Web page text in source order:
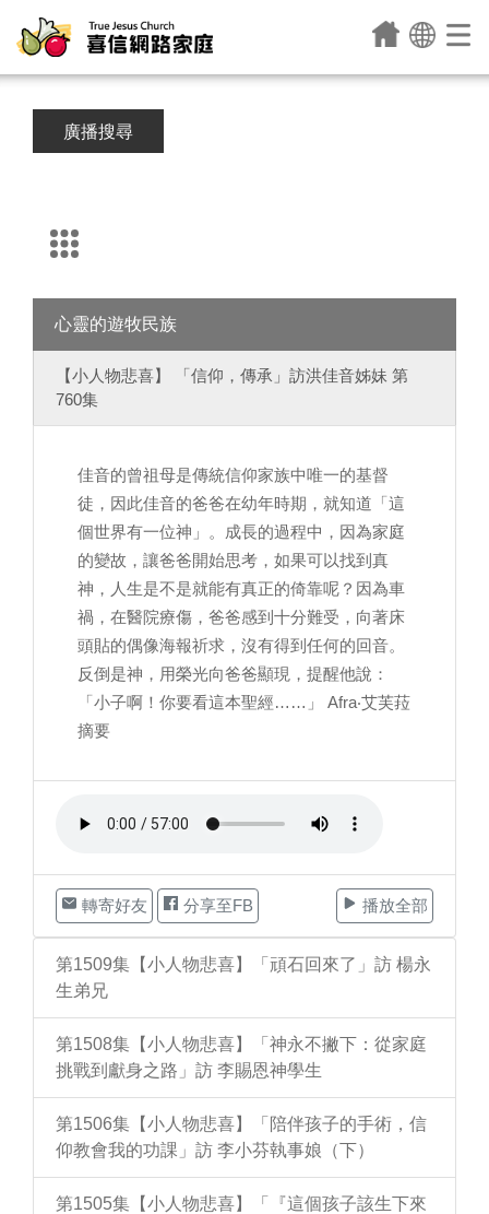
廣播搜尋
心靈的遊牧民族
【小人物悲喜】 「信仰，傳承」訪洪佳音姊妹 第
760集
佳音的曾祖母是傳統信仰家族中唯一的基督
徒，因此佳音的爸爸在幼年時期，就知道「這
個世界有一位神」。成長的過程中，因為家庭
的變故，讓爸爸開始思考，如果可以找到真
神，人生是不是就能有真正的倚靠呢？因為車
禍，在醫院療傷，爸爸感到十分難受，向著床
頭貼的偶像海報祈求，沒有得到任何的回音。
反倒是神，用榮光向爸爸顯現，提醒他說：
「小子啊！你要看這本聖經……」 Afra‧艾芙菈
摘要
轉寄好友 分享至FB 播放全部
第1509集【小人物悲喜】「頑石回來了」訪 楊永
生弟兄
第1508集【小人物悲喜】「神永不撇下：從家庭
挑戰到獻身之路」訪 李賜恩神學生
第1506集【小人物悲喜】「陪伴孩子的手術，信
仰教會我的功課」訪 李小芬執事娘（下）
第1505集【小人物悲喜】「『這個孩子該生下來